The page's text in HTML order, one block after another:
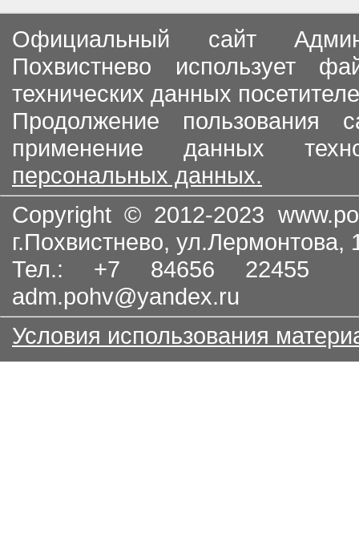
Официальный сайт
Похвистнево использует
технических данных
Продолжение пользования
применение данных
персональных данных.
Copyright © 2012-2023
г.Похвистнево, ул.Лермонтова,
Тел.: +7 84656
adm.pohv@yandex.ru
Условия использования